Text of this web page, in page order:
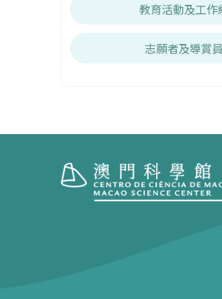
教育活動及工作
志願者及導賞員